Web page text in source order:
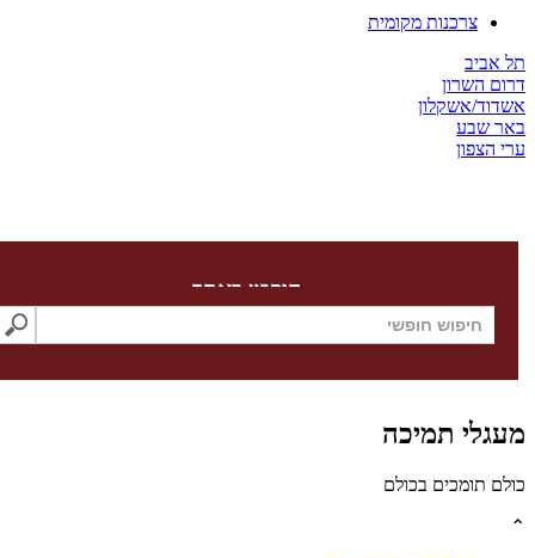
צרכנות מקומית
אביב
השרון
אשקלון
שבע
הצפון
חיפוש באתר
תמיכה
תומכים בכולם